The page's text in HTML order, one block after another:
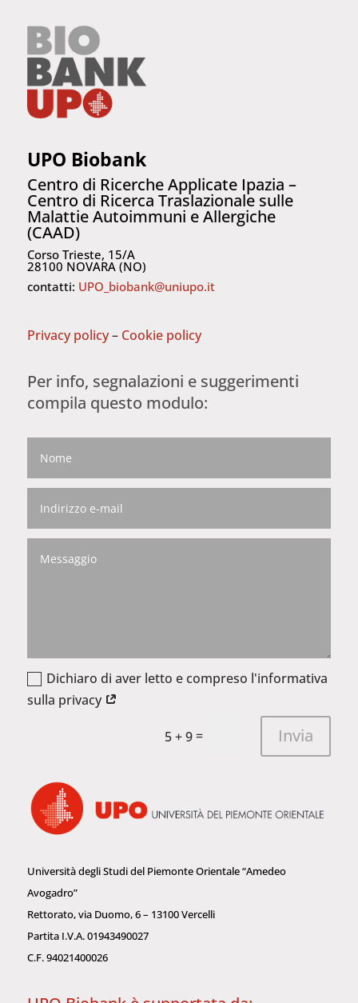
UPO Biobank
Centro di Ricerche Applicate Ipazia –
Centro di Ricerca Traslazionale sulle
Malattie Autoimmuni e Allergiche
(CAAD)
Corso Trieste, 15/A
28100 NOVARA (NO)
contatti: UPO_biobank@uniupo.it
Privacy policy– Cookie policy
Per info, segnalazioni e suggerimenti
compila questo modulo:
Dichiaro di aver letto e compreso l'informativa
sulla privacy
5 + 9= Invia
Università degli Studi del Piemonte Orientale “Amedeo
Avogadro”
Rettorato, via Duomo, 6 – 13100 Vercelli
Partita I.V.A. 01943490027
C.F. 94021400026